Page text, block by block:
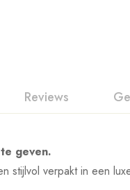
Reviews
geven.
stijlvol verpakt in een